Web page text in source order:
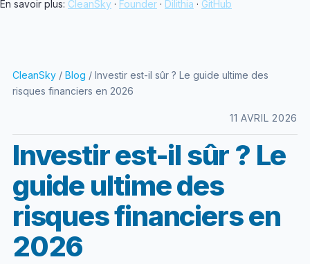
En savoir plus: CleanSky · Founder · Dilithia · GitHub
CleanSky/ Blog / Investir est-il sûr ? Le guide ultime des
risques financiers en 2026
11 AVRIL 2026
Investir est-il sûr ? Le
guide ultime des
risques financiers en
2026